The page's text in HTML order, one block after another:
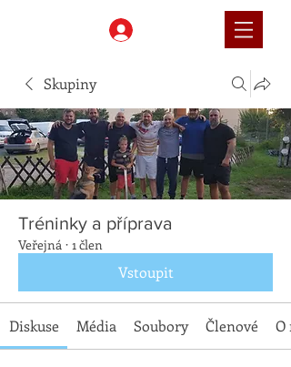
Skupiny
Tréninky a příprava
Veřejná · 1 člen
Vstoupit
Diskuse Média Soubory Členové O